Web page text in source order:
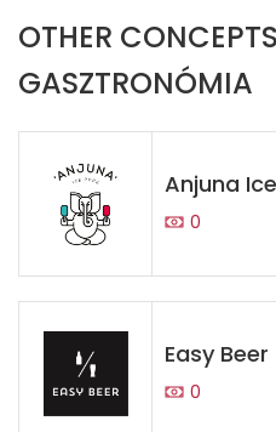
OTHER
GASZTRONÓMIA
Anjuna
0
Easy Beer
0